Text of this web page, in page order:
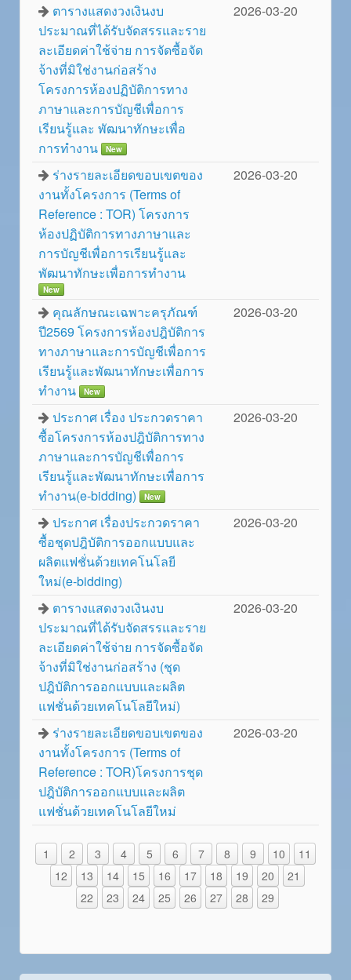
ตารางแสดงวงเงินงบ
ประมาณที่ได้รับจัดสรรและราย
ละเอียดค่าใช้จ่าย การจัดซื้อจัด
จ้างที่มิใช่งานก่อสร้าง
โครงการห้องปฏิบัติการทาง
ภาษาและการบัญชีเพื่อการ
เรียนรู้และ พัฒนาทักษะเพื่อ
การทำงาน
New
2026-03-20
ร่างรายละเอียดขอบเขตของ
งานทั้งโครงการ (Terms of
Reference : TOR) โครงการ
ห้องปฏิบัติการทางภาษาและ
การบัญชีเพื่อการเรียนรู้และ
พัฒนาทักษะเพื่อการทำงาน
New
2026-03-20
คุณลักษณะเฉพาะครุภัณฑ์
ปี2569 โครงการห้องปฎิบัติการ
ทางภาษาและการบัญชีเพื่อการ
เรียนรู้และพัฒนาทักษะเพื่อการ
ทำงาน
New
2026-03-20
ประกาศ เรื่อง ประกวดราคา
ซื้อโครงการห้องปฎิบัติการทาง
ภาษาและการบัญชีเพื่อการ
เรียนรู้และพัฒนาทักษะเพื่อการ
ทำงาน(e-bidding)
New
2026-03-20
ประกาศ เรื่องประกวดราคา
ซื้อชุดปฎิบัติการออกแบบและ
ผลิตแฟชั่นด้วยเทคโนโลยี
ใหม่(e-bidding)
2026-03-20
ตารางแสดงวงเงินงบ
ประมาณที่ได้รับจัดสรรและราย
ละเอียดค่าใช้จ่าย การจัดซื้อจัด
จ้างที่มิใช่งานก่อสร้าง (ชุด
ปฎิบัติการออกแบบและผลิต
แฟชั่นด้วยเทคโนโลยีใหม่)
2026-03-20
ร่างรายละเอียดขอบเขตของ
งานทั้งโครงการ (Terms of
Reference : TOR)โครงการชุด
ปฎิบัติการออกแบบและผลิต
แฟชั่นด้วยเทคโนโลยีใหม่
2026-03-20
1 2 3 4 5 6 7 8 9 10
11
12
13 14 15 16 17 18 19 20
21
22
23 24 25 26 27 28 29